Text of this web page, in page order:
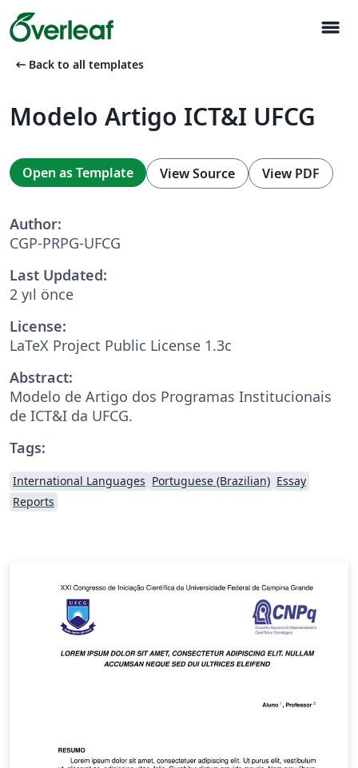
menu
arrow_left_alt Back to all templates
Modelo Artigo ICT&I UFCG
Open as Template View Source View PDF
Author:
CGP-PRPG-UFCG
Last Updated:
2 yıl önce
License:
LaTeX Project Public License 1.3c
Abstract:
Modelo de Artigo dos Programas Institucionais
de ICT&I da UFCG.
Tags:
International Languages Portuguese (Brazilian) Essay
Reports